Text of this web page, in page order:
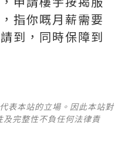
指你嘅月薪需要
到，同時保障到
表本站的立場。因此本站對
完整性不負任何法律責